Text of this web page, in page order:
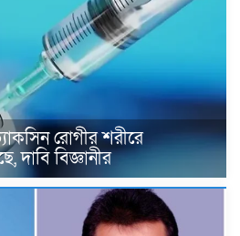
রোগীর শরীরে
দাবি বিজ্ঞানীর